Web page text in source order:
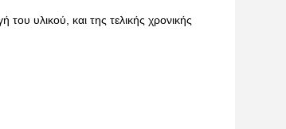
υλικού, και της τελικής χρονικής